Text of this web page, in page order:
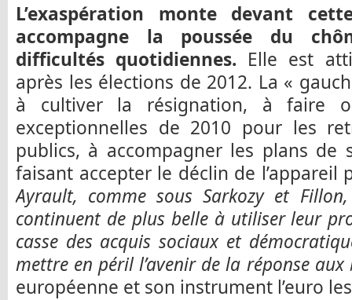
L’exaspération monte devant
accompagne la poussée du
difficultés quotidiennes. Elle est
après les élections de 2012. La «
à cultiver la résignation, à faire
exceptionnelles de 2010 pour les
publics, à accompagner les plans de
faisant accepter le déclin de
Ayrault, comme sous Sarkozy et
continuent de plus belle à utiliser leur
casse des acquis sociaux et
mettre en péril l’avenir de la réponse aux
européenne et son instrument l’euro